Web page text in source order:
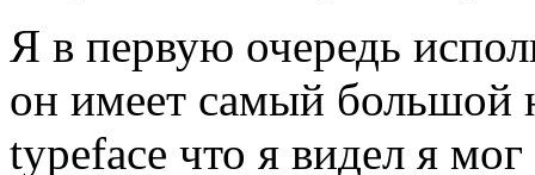
Я в первую очередь
он имеет самый
typeface что я видел я